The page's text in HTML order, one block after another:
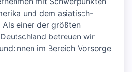
und dem asiatisch-
Als einer der größten
betreuen wir
im Bereich Vorsorge